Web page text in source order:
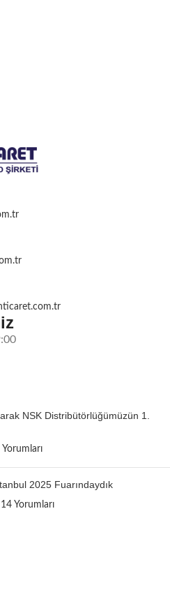
NSK Distribütörlüğümüzün 1.
Yorumları
2025 Fuarındaydık
14 Yorumları